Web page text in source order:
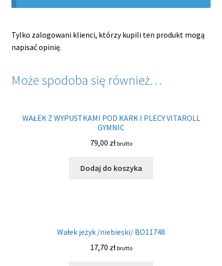
Tylko zalogowani klienci, którzy kupili ten produkt mogą
napisać opinię.
Może spodoba się również…
WAŁEK Z WYPUSTKAMI POD KARK I PLECY VITAROLL
GYMNIC
79,00 zł brutto
Dodaj do koszyka
Wałek jeżyk /niebieski/ BO11748
17,70 zł brutto